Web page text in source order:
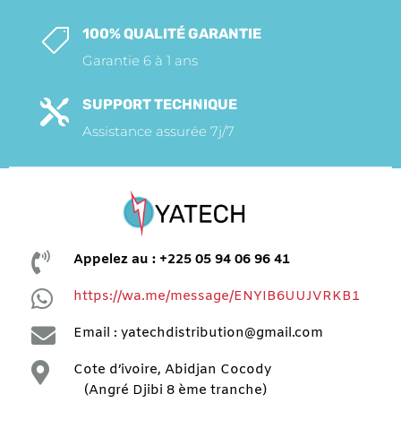

100% QUALITÉ GARANTIE
Garantie 6 à 1 ans

SUPPORT TECHNIQUE
Assistance assurée 7j/7
 Appelez au : +225 05 94 06 96 41
 https://wa.me/message/ENYIB6UUJVRKB1
 Email : yatechdistribution@gmail.com

Cote d’ivoire, Abidjan Cocody
(Angré Djibi 8 ème tranche)